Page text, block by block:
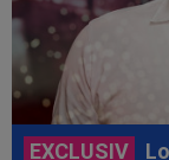
EXCLUSIV